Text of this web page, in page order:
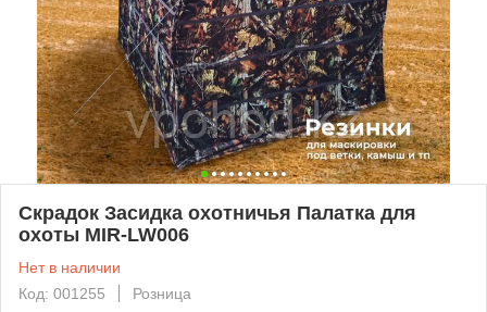
Скрадок Засидка охотничья Палатка для
охоты MIR-LW006
Нет в наличии
Код: 001255
Розница